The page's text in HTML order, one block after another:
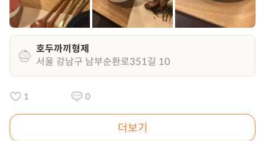
호두까끼형제
서울 강남구 남부순환로351길 10
1 0
더보기